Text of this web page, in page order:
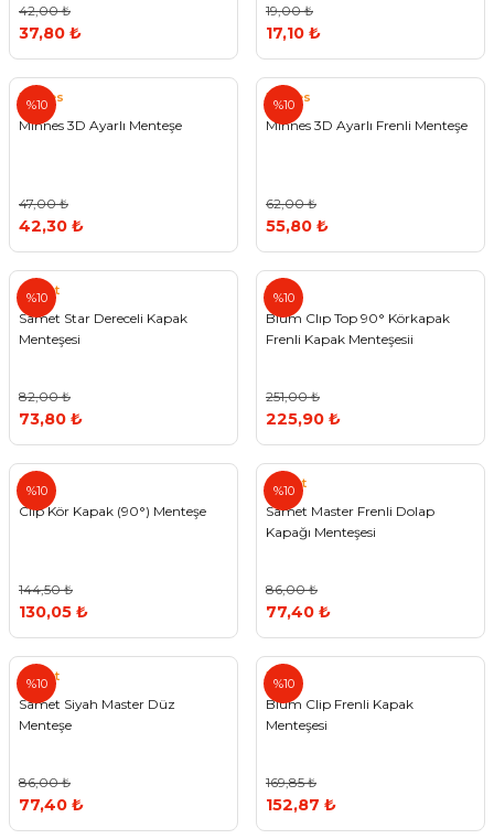
42,00 ₺
37,80 ₺
19,00 ₺
17,10 ₺
%10
Minnes
Minnes 3D Ayarlı Menteşe
47,00 ₺
42,30 ₺
%10
Minnes
Minnes 3D Ayarlı Frenli Menteşe
62,00 ₺
55,80 ₺
%10
Samet
Samet Star Dereceli Kapak
Menteşesi
82,00 ₺
73,80 ₺
%10
Blum
Blum Clıp Top 90° Körkapak
Frenli Kapak Menteşesii
251,00 ₺
225,90 ₺
%10
Blum
Clip Kör Kapak (90°) Menteşe
144,50 ₺
130,05 ₺
%10
Samet
Samet Master Frenli Dolap
Kapağı Menteşesi
86,00 ₺
77,40 ₺
%10
Samet
Samet Siyah Master Düz
Menteşe
86,00 ₺
77,40 ₺
%10
Blum
Blum Clip Frenli Kapak
Menteşesi
169,85 ₺
152,87 ₺